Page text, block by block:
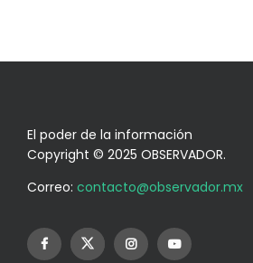
El poder de la información
Copyright © 2025 OBSERVADOR.
Correo: contacto@observador.mx